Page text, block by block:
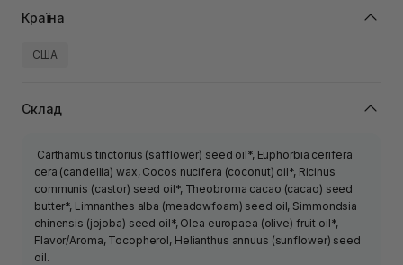
Країна
США
Склад
Carthamus tinctorius (safflower) seed oil*, Euphorbia cerifera
cera (candellia) wax, Cocos nucifera (coconut) oil*, Ricinus
communis (castor) seed oil*, Theobroma cacao (cacao) seed
butter*, Limnanthes alba (meadowfoam) seed oil, Simmondsia
chinensis (jojoba) seed oil*, Olea europaea (olive) fruit oil*,
Flavor/Aroma, Tocopherol, Helianthus annuus (sunflower) seed
oil.